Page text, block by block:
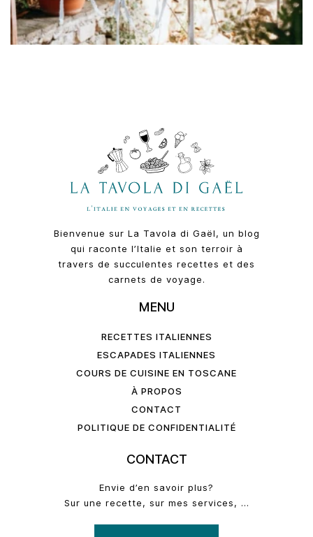
Bienvenue sur La Tavola di Gaël, un blog
qui raconte l’Italie et son terroir à
travers de succulentes recettes et des
carnets de voyage.
MENU
RECETTES ITALIENNES
ESCAPADES ITALIENNES
COURS DE CUISINE EN TOSCANE
À PROPOS
CONTACT
POLITIQUE DE CONFIDENTIALITÉ
CONTACT
Envie d’en savoir plus?
Sur une recette, sur mes services, …